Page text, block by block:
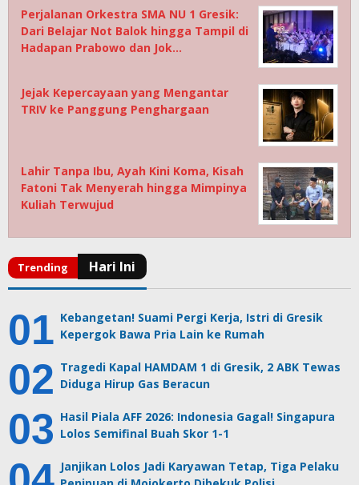
Perjalanan Orkestra SMA NU 1 Gresik:
Dari Belajar Not Balok hingga Tampil di
Hadapan Prabowo dan Jok…
Jejak Kepercayaan yang Mengantar
TRIV ke Panggung Penghargaan
Lahir Tanpa Ibu, Ayah Kini Koma, Kisah
Fatoni Tak Menyerah hingga Mimpinya
Kuliah Terwujud
Kebangetan! Suami Pergi Kerja, Istri di Gresik
Kepergok Bawa Pria Lain ke Rumah
Tragedi Kapal HAMDAM 1 di Gresik, 2 ABK Tewas
Diduga Hirup Gas Beracun
Hasil Piala AFF 2026: Indonesia Gagal! Singapura
Lolos Semifinal Buah Skor 1-1
Janjikan Lolos Jadi Karyawan Tetap, Tiga Pelaku